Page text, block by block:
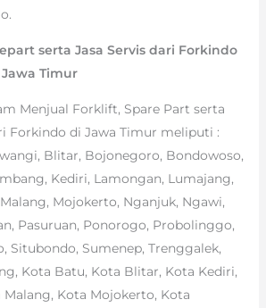
serta Jasa Servis dari Forkindo
Timur
Menjual Forklift, Spare Part serta
Forkindo di Jawa Timur meliputi :
Blitar, Bojonegoro, Bondowoso,
Kediri, Lamongan, Lumajang,
Mojokerto, Nganjuk, Ngawi,
Pasuruan, Ponorogo, Probolinggo,
Situbondo, Sumenep, Trenggalek,
Kota Batu, Kota Blitar, Kota Kediri,
Malang, Kota Mojokerto, Kota